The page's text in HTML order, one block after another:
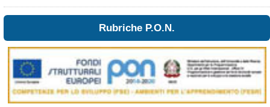
Rubriche P.O.N.